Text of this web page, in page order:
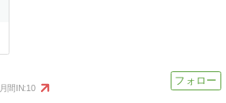
月間IN:10